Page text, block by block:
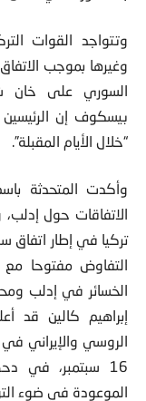
وتتواجد القوات
وغيرها بموجب
السوري على خان
بيسكوف إن الرئيسين
“خلال الأيام المقبلة”.
وأكدت المتحدثة
الاتفاقات حول
تركيا في إطار
التفاوض مفتوحا
الخسائر في إدلب
إبراهيم كالين قد
الروسي والإيراني
16 سبتمبر، في
الموعودة في ضوء